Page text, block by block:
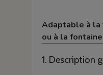
Adaptable à la
ou à la
1. Description